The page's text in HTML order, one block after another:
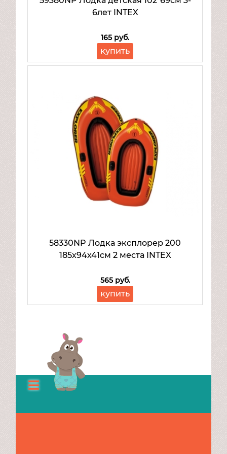
Товары для малышей
6лет INTEX
165 руб.
купить
58330NP Лодка эксплорер 200
185х94х41см 2 места INTEX
565 руб.
купить